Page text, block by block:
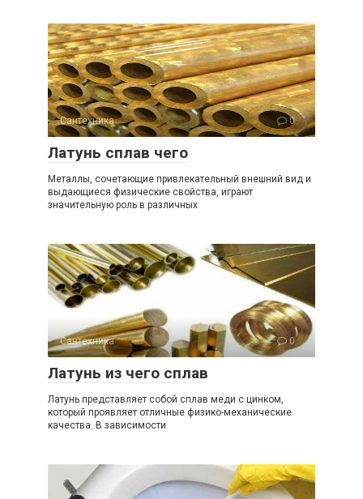
Сантехника 0
Латунь сплав чего
Металлы, сочетающие привлекательный внешний вид и
выдающиеся физические свойства, играют
значительную роль в различных
Сантехника 0
Латунь из чего сплав
Латунь представляет собой сплав меди с цинком,
который проявляет отличные физико-механические
качества. В зависимости